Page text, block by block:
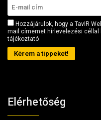
Hozzájárulok, hogy a TavIR
mail címemet hírlevelezési céllal
tájékoztató
Kérem a tippeket!
Elérhetőség